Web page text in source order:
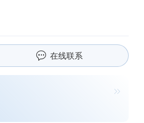
在线联系